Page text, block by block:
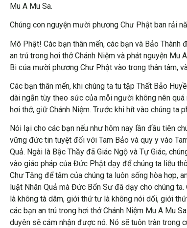
Mu A Mu Sa.
Chúng con nguyện mười phương Chư Phật ban rải
Mô Phật! Các bạn thân mến, các bạn và Bảo
an trú trong hơi thở Chánh Niệm và phát nguyện
Bi của mười phương Chư Phật vào trong thân tâm,
Các bạn thân mến, khi chúng ta tu tập Thất Bảo
dài ngắn tùy theo sức của mỗi người không nên
hơi thở, giữ Chánh Niệm. Trước khi hít vào chúng ta
Nói lại cho các bạn nếu như hôm nay lần đầu tiên
vững đức tin tuyệt đối với Tam Bảo và quy y vào
Quả. Ngài là Bậc Thầy đã Giác Ngộ và Tự Giác,
vào giáo pháp của Đức Phật dạy để chúng ta liễu
Chư Tăng để tâm của chúng ta luôn sống hòa hợp,
luật Nhân Quả mà Đức Bổn Sư đã dạy cho chúng
là không tà dâm, giới thứ tư là không nói dối, giới
các bạn an trú trong hơi thở Chánh Niệm Mu A Mu
duyên sẽ cảm nhận được nó. Nó sẽ tuôn tràn trong